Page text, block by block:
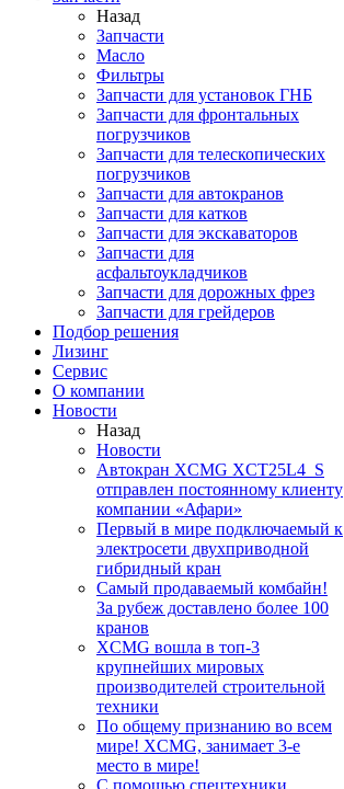
Назад
Запчасти
Масло
Фильтры
Запчасти для установок ГНБ
Запчасти для фронтальных
погрузчиков
Запчасти для телескопических
погрузчиков
Запчасти для автокранов
Запчасти для катков
Запчасти для экскаваторов
Запчасти для
асфальтоукладчиков
Запчасти для дорожных фрез
Запчасти для грейдеров
Подбор решения
Лизинг
Сервис
О компании
Новости
Назад
Новости
Автокран XCMG XCT25L4_S
отправлен постоянному клиенту
компании «Афари»
Первый в мире подключаемый к
электросети двухприводной
гибридный кран
Самый продаваемый комбайн!
За рубеж доставлено более 100
кранов
XCMG вошла в топ-3
крупнейших мировых
производителей строительной
техники
По общему признанию во всем
мире! XCMG, занимает 3-е
место в мире!
С помощью спецтехники